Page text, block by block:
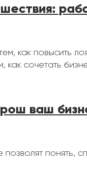
как повысить
сочетать
ваш
понять,